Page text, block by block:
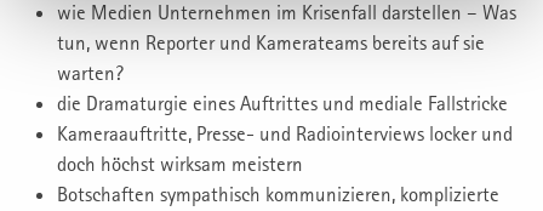
wie Medien Unternehmen im Krisenfall darstellen – Was
tun, wenn Reporter und Kamerateams bereits auf sie
warten?
die Dramaturgie eines Auftrittes und mediale Fallstricke
Kameraauftritte, Presse- und Radiointerviews locker und
doch höchst wirksam meistern
Botschaften sympathisch kommunizieren, komplizierte